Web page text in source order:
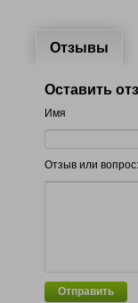
Отзывы
Оставить
Имя
Отзыв или вопрос:
Отправить